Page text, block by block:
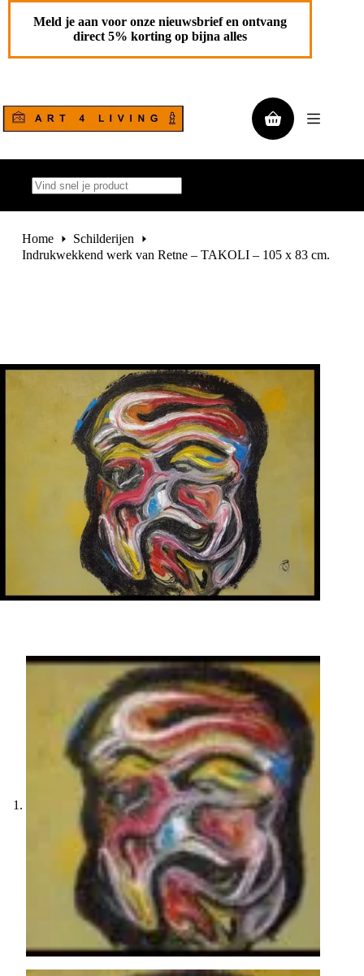
Ga
Indrukwekkend werk van Retne – TAKOLI – 105 x 83 cm.
€1.290,00
Toevoegen aan
winkelwagen
Meld je aan voor onze nieuwsbrief en ontvang
direct 5% korting op bijna alles
Winkelwagen
resultaten
Home
Schilderijen
Indrukwekkend werk van Retne – TAKOLI – 105 x 83 cm.